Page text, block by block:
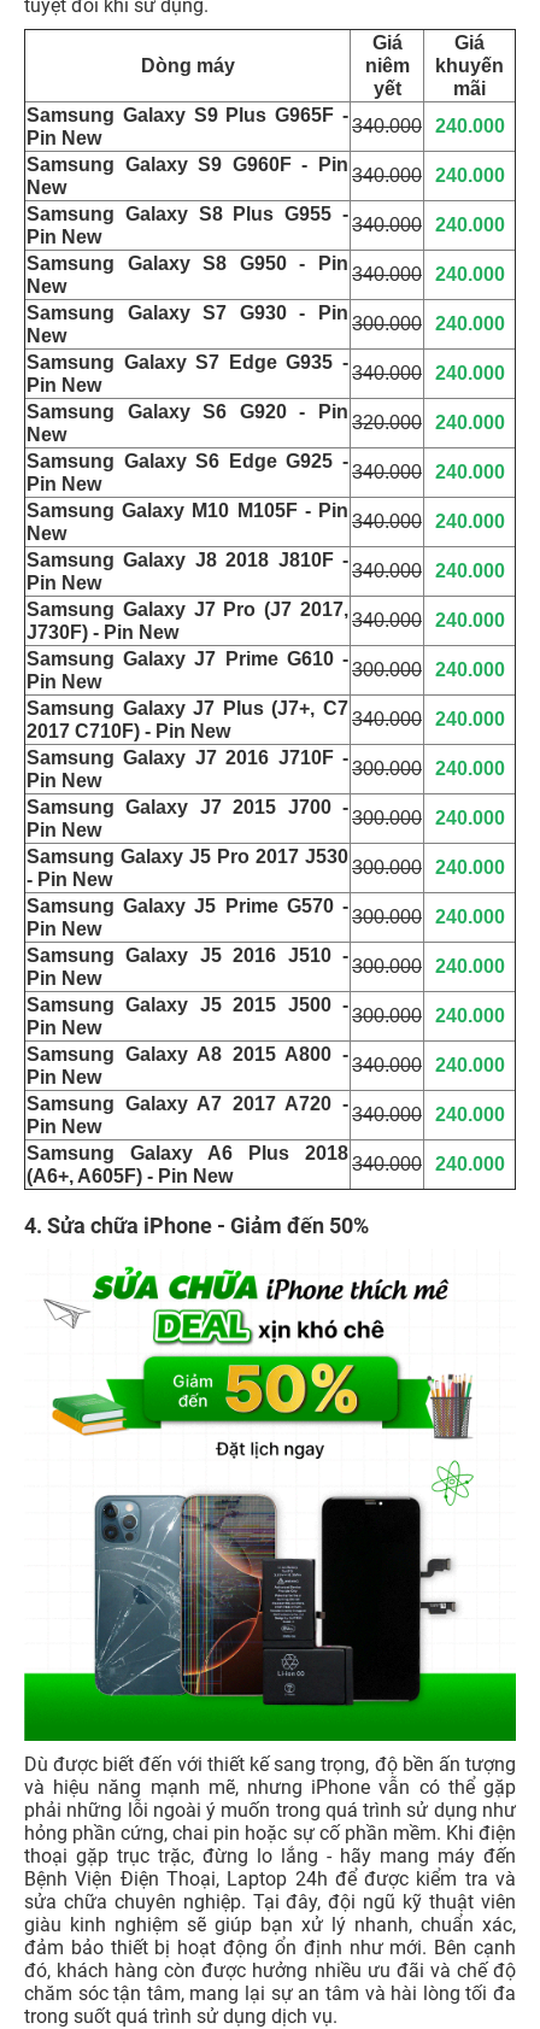
tuyệt đối khi sử dụng.
Dòng máy
Giá
niêm
yết
Giá
khuyến
mãi
Samsung Galaxy S9 Plus G965F -
Pin New
340.000
240.000
Samsung Galaxy S9 G960F - Pin
New
340.000
240.000
Samsung Galaxy S8 Plus G955 -
Pin New
340.000
240.000
Samsung Galaxy S8 G950 - Pin
New
340.000
240.000
Samsung Galaxy S7 G930 - Pin
New
300.000
240.000
Samsung Galaxy S7 Edge G935 -
Pin New
340.000
240.000
Samsung Galaxy S6 G920 - Pin
New
320.000
240.000
Samsung Galaxy S6 Edge G925 -
Pin New
340.000
240.000
Samsung Galaxy M10 M105F - Pin
New
340.000
240.000
Samsung Galaxy J8 2018 J810F -
Pin New
340.000
240.000
Samsung Galaxy J7 Pro (J7 2017,
J730F) - Pin New
340.000
240.000
Samsung Galaxy J7 Prime G610 -
Pin New
300.000
240.000
Samsung Galaxy J7 Plus (J7+, C7
2017 C710F) - Pin New
340.000
240.000
Samsung Galaxy J7 2016 J710F -
Pin New
300.000
240.000
Samsung Galaxy J7 2015 J700 -
Pin New
300.000
240.000
Samsung Galaxy J5 Pro 2017 J530
- Pin New
300.000
240.000
Samsung Galaxy J5 Prime G570 -
Pin New
300.000
240.000
Samsung Galaxy J5 2016 J510 -
Pin New
300.000
240.000
Samsung Galaxy J5 2015 J500 -
Pin New
300.000
240.000
Samsung Galaxy A8 2015 A800 -
Pin New
340.000
240.000
Samsung Galaxy A7 2017 A720 -
Pin New
340.000
240.000
Samsung Galaxy A6 Plus 2018
(A6+, A605F) - Pin New
340.000 240.000
4. Sửa chữa iPhone - Giảm đến 50%
Dù được biết đến với thiết kế sang trọng, độ bền ấn tượng
và hiệu năng mạnh mẽ, nhưng iPhone vẫn có thể gặp
phải những lỗi ngoài ý muốn trong quá trình sử dụng như
hỏng phần cứng, chai pin hoặc sự cố phần mềm. Khi điện
thoại gặp trục trặc, đừng lo lắng - hãy mang máy đến
Bệnh Viện Điện Thoại, Laptop 24h để được kiểm tra và
sửa chữa chuyên nghiệp. Tại đây, đội ngũ kỹ thuật viên
giàu kinh nghiệm sẽ giúp bạn xử lý nhanh, chuẩn xác,
đảm bảo thiết bị hoạt động ổn định như mới. Bên cạnh
đó, khách hàng còn được hưởng nhiều ưu đãi và chế độ
chăm sóc tận tâm, mang lại sự an tâm và hài lòng tối đa
trong suốt quá trình sử dụng dịch vụ.